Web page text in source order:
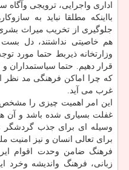
اداری واجرایی، ترویجی وآگاه
بااینكه مطلقا نباید به
جلوگیری از تخریب میراث
هم خاصیتی نداشتند، دل بست
وزارتخانه ذیربط حتما مورد
قرار دهیم. حتما سیاستمداران
كه چرا اماكن فرهنگی مد نظر
غرب می آید.
این امر اهمیت چیزی را
غفلت بسیاری شده باشد و آن
وسیله ای برای جذب گردشگر
برای تعالی انسان و نیز
فرهنگ ضامن وحدت اقوام
زبانی، فرهنگ واندیشه وخرد